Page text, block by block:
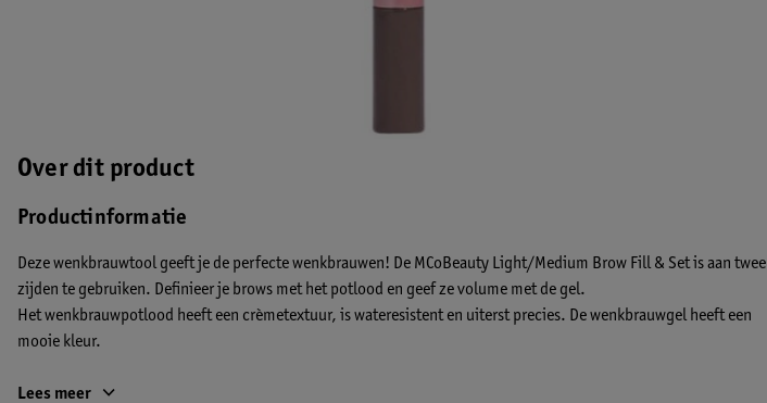
Over dit product
Productinformatie
Deze wenkbrauwtool geeft je de perfecte wenkbrauwen! De MCoBeauty Light/Medium Brow Fill & Set is aan twee
zijden te gebruiken. Definieer je brows met het potlood en geef ze volume met de gel.
Het wenkbrauwpotlood heeft een crèmetextuur, is wateresistent en uiterst precies. De wenkbrauwgel heeft een
mooie kleur.
De voordelen van de MCoBeauty Light/Medium Brow Fill & Set:
Lees meer